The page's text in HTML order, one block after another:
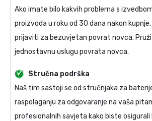
Ako imate bilo kakvih problema s
proizvoda u roku od 30 dana nakon
prijaviti za bezuvjetan povrat novca.
jednostavnu uslugu povrata novca.
Stručna podrška
Naš tim sastoji se od stručnjaka za
raspolaganju za odgovaranje na vaša
profesionalnih savjeta kako biste osigurali